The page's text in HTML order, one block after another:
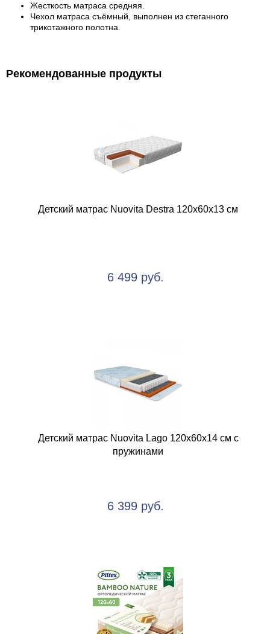
Жесткость матраса средняя.
Чехол матраса съёмный, выполнен из стеганного
трикотажного полотна.
Рекомендованные продукты
Детский матрас Nuovita Destra 120х60х13 см
6 499 руб.
Детский матрас Nuovita Lago 120x60х14 см с
пружинами
6 399 руб.